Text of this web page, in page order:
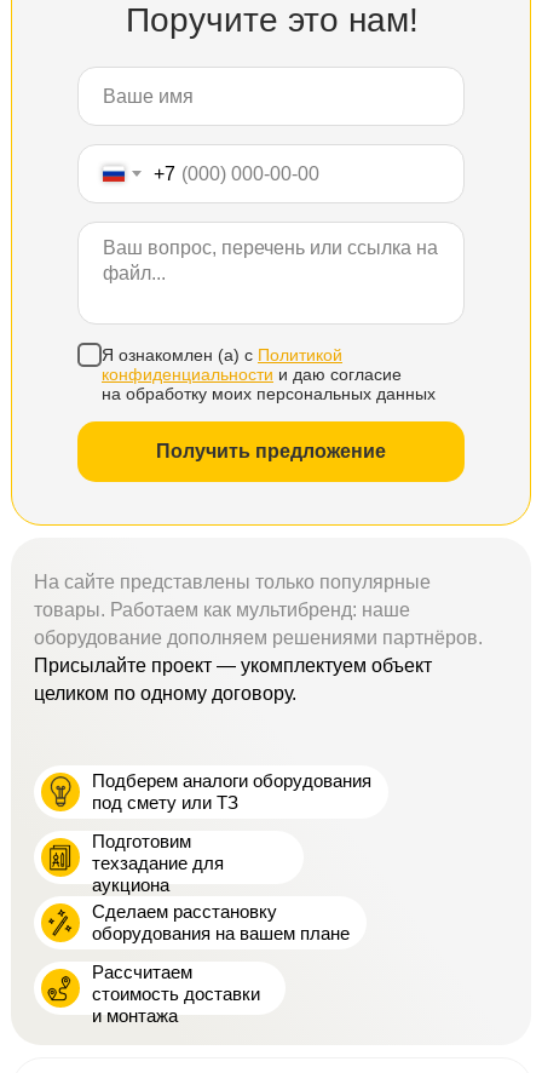
Поручите это нам!
На сайте представлены только популярные
товары. Работаем как мультибренд: наше
оборудование дополняем решениями партнёров.
Присылайте проект — укомплектуем объект
целиком по одному договору.
Подберем аналоги оборудования
под смету или ТЗ
Подготовим
техзадание для
аукциона
Сделаем расстановку
оборудования на вашем плане
Рассчитаем
стоимость доставки
и монтажа
+7
Я ознакомлен (а) с Политикой
конфиденциальности и даю согласие
на обработку моих персональных данных
Получить предложение